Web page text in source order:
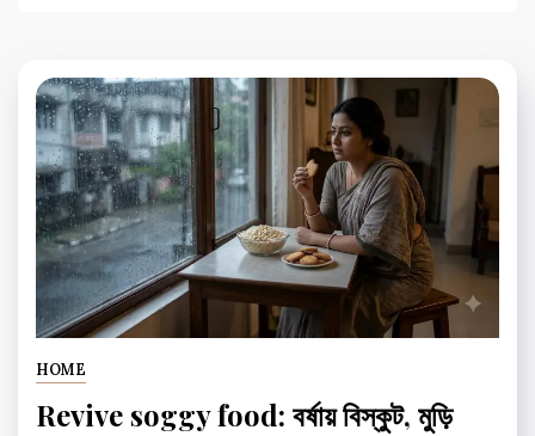
HOME
Revive soggy food: বর্ষায় বিস্কুট, মুড়ি